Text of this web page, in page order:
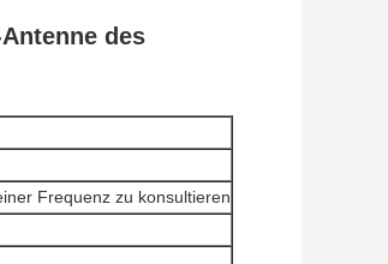
des
Frequenz zu konsultieren